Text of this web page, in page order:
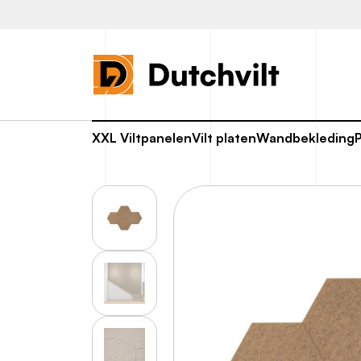
XXL ViltpanelenVilt platenWandbekleding